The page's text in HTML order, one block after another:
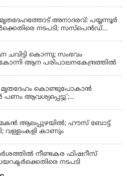
മൃതദേഹത്തോട് അനാദരവ്: പയ്യന്നൂർ
നടപടി; സസ്പെൻഡ്
ചവിട്ടി കൊന്നു; സംഭവം
കോന്നി ആന പരിപാലനകേന്ദ്രത്തിൽ
മൃതദേഹം കൊണ്ടുപോകാന്‍
ആവശ്യപ്പെട്ടു’;
ആലപ്പുഴയില്‍; ഹൗസ് ബോട്ട്
വള്ളംകളി കാണും
നീണ്ടകര ഫിഷറീസ്
നടപടി